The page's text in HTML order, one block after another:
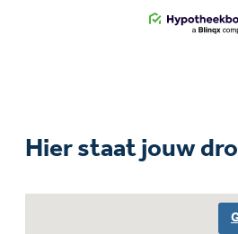
Hier staat jouw